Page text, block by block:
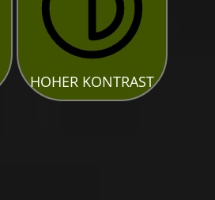
HOHER KONTRAST